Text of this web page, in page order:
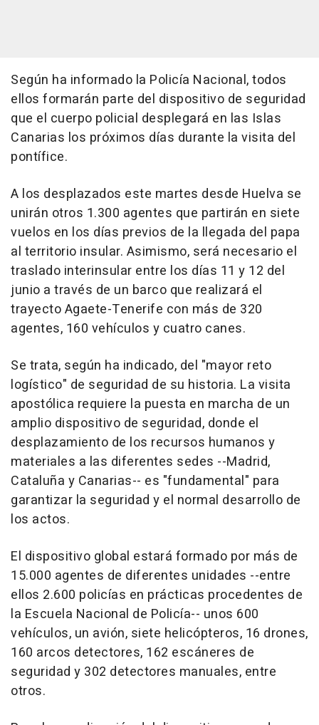
Según ha informado la Policía Nacional, todos
ellos formarán parte del dispositivo de seguridad
que el cuerpo policial desplegará en las Islas
Canarias los próximos días durante la visita del
pontífice.
A los desplazados este martes desde Huelva se
unirán otros 1.300 agentes que partirán en siete
vuelos en los días previos de la llegada del papa
al territorio insular. Asimismo, será necesario el
traslado interinsular entre los días 11 y 12 del
junio a través de un barco que realizará el
trayecto Agaete-Tenerife con más de 320
agentes, 160 vehículos y cuatro canes.
Se trata, según ha indicado, del "mayor reto
logístico" de seguridad de su historia. La visita
apostólica requiere la puesta en marcha de un
amplio dispositivo de seguridad, donde el
desplazamiento de los recursos humanos y
materiales a las diferentes sedes --Madrid,
Cataluña y Canarias-- es "fundamental" para
garantizar la seguridad y el normal desarrollo de
los actos.
El dispositivo global estará formado por más de
15.000 agentes de diferentes unidades --entre
ellos 2.600 policías en prácticas procedentes de
la Escuela Nacional de Policía-- unos 600
vehículos, un avión, siete helicópteros, 16 drones,
160 arcos detectores, 162 escáneres de
seguridad y 302 detectores manuales, entre
otros.